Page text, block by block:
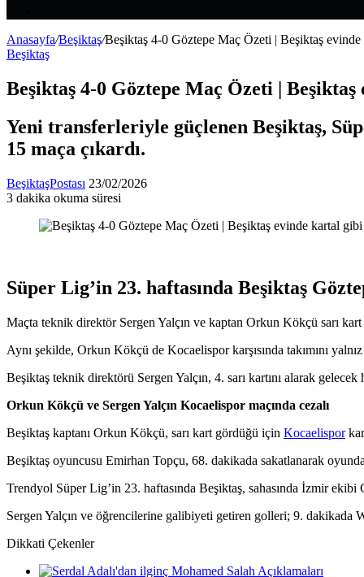
Anasayfa/Beşiktaş/Beşiktaş 4-0 Göztepe Maç Özeti | Beşiktaş
Beşiktaş
Beşiktaş 4-0 Göztepe Maç Özeti |
Yeni transferleriyle güçlenen Beşiktaş,
15 maça çıkardı.
BeşiktaşPostası Bir
e-
göndermek
23/02/2026
3 dakika okuma süresi
Süper Lig’in 23. haftasında Beşiktaş
Maçta teknik direktör Sergen Yalçın ve kaptan Orkun Kökçü sarı
Aynı şekilde, Orkun Kökçü de Kocaelispor karşısında takımını
Beşiktaş teknik direktörü Sergen Yalçın, 4. sarı kartını alarak
Orkun Kökçü ve Sergen Yalçın Kocaelispor maçında cezalı
Beşiktaş kaptanı Orkun Kökçü, sarı kart gördüğü için Kocaelispor
Beşiktaş oyuncusu Emirhan Topçu, 68. dakikada sakatlanarak
Trendyol Süper Lig’in 23. haftasında Beşiktaş, sahasında İzmir ekibi
Sergen Yalçın ve öğrencilerine galibiyeti getiren golleri; 9.
Dikkati Çekenler